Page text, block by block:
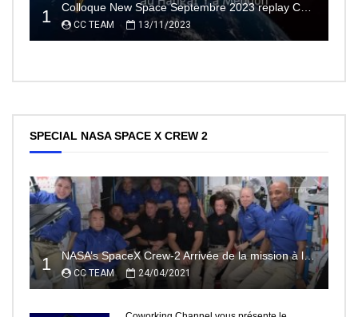
1 Colloque New Space Septembre 2023 replay Conférences
CC TEAM 13/11/2023
SPECIAL NASA SPACE X CREW 2
1 NASA’s SpaceX Crew-2 Arrivée de la mission à la Station Spatiale Internationale Partie2
CC TEAM 24/04/2021